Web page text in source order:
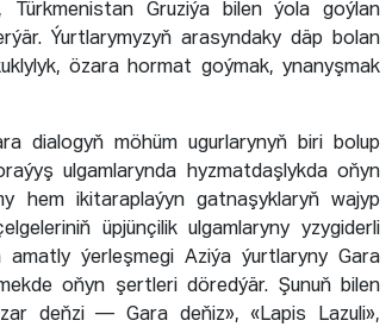
Türkmenistan Gruziýa bilen ýola goýlan
Ýurtlarymyzyň arasyndaky däp bolan
özara hormat goýmak, ynanyşmak
dialogyň möhüm ugurlarynyň biri bolup
ulgamlarynda hyzmatdaşlykda oňyn
hem ikitaraplaýyn gatnaşyklaryň wajyp
üpjünçilik ulgamlaryny yzygiderli
amatly ýerleşmegi Aziýa ýurtlaryny Gara
oňyn şertleri döredýär. Şunuň bilen
deňzi — Gara deňiz», «Lapis Lazuli»,